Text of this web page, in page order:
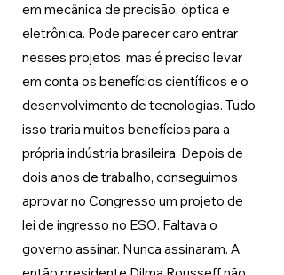
em mecânica de precisão, óptica e
eletrônica. Pode parecer caro entrar
nesses projetos, mas é preciso levar
em conta os benefícios científicos e o
desenvolvimento de tecnologias. Tudo
isso traria muitos benefícios para a
própria indústria brasileira. Depois de
dois anos de trabalho, conseguimos
aprovar no Congresso um projeto de
lei de ingresso no ESO. Faltava o
governo assinar. Nunca assinaram. A